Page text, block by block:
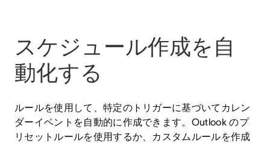
スケジュール作成を自
動化する
ルールを使用して、特定のトリガーに基づいてカレン
ダーイベントを自動的に作成できます。Outlook のプ
リセットルールを使用するか、カスタムルールを作成